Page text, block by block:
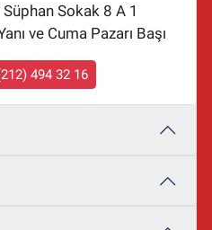
Sokak 8 A 1
ve Cuma Pazarı Başı
494 32 16